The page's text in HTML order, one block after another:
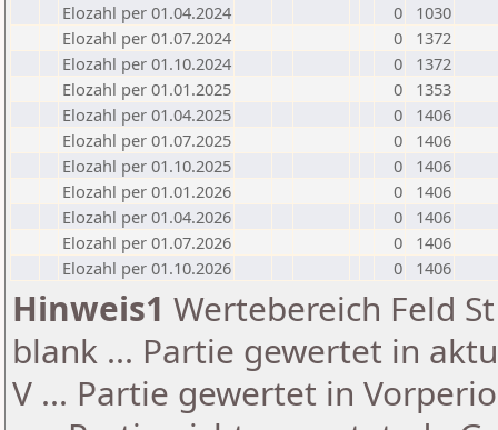
Elozahl per 01.04.2024
0
1030
Elozahl per 01.07.2024
0
1372
Elozahl per 01.10.2024
0
1372
Elozahl per 01.01.2025
0
1353
Elozahl per 01.04.2025
0
1406
Elozahl per 01.07.2025
0
1406
Elozahl per 01.10.2025
0
1406
Elozahl per 01.01.2026
0
1406
Elozahl per 01.04.2026
0
1406
Elozahl per 01.07.2026
0
1406
Elozahl per 01.10.2026
0 1406
Hinweis1 Wertebereich Feld
blank ... Partie gewertet in
V ... Partie gewertet in